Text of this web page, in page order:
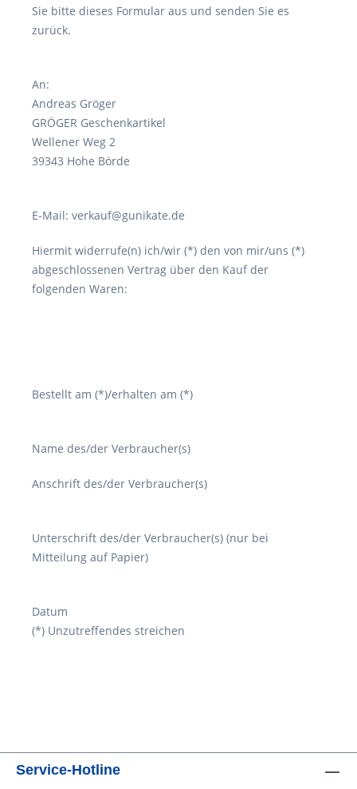
Sie bitte dieses Formular aus und senden Sie es
zurück.
An:
Andreas Gröger
GRÖGER Geschenkartikel
Wellener Weg 2
39343 Hohe Börde
E-Mail: verkauf@gunikate.de
Hiermit widerrufe(n) ich/wir (*) den von mir/uns (*)
abgeschlossenen Vertrag über den Kauf der
folgenden Waren:
Bestellt am (*)/erhalten am (*)
Name des/der Verbraucher(s)
Anschrift des/der Verbraucher(s)
Unterschrift des/der Verbraucher(s) (nur bei
Mitteilung auf Papier)
Datum
(*) Unzutreffendes streichen
Service-Hotline